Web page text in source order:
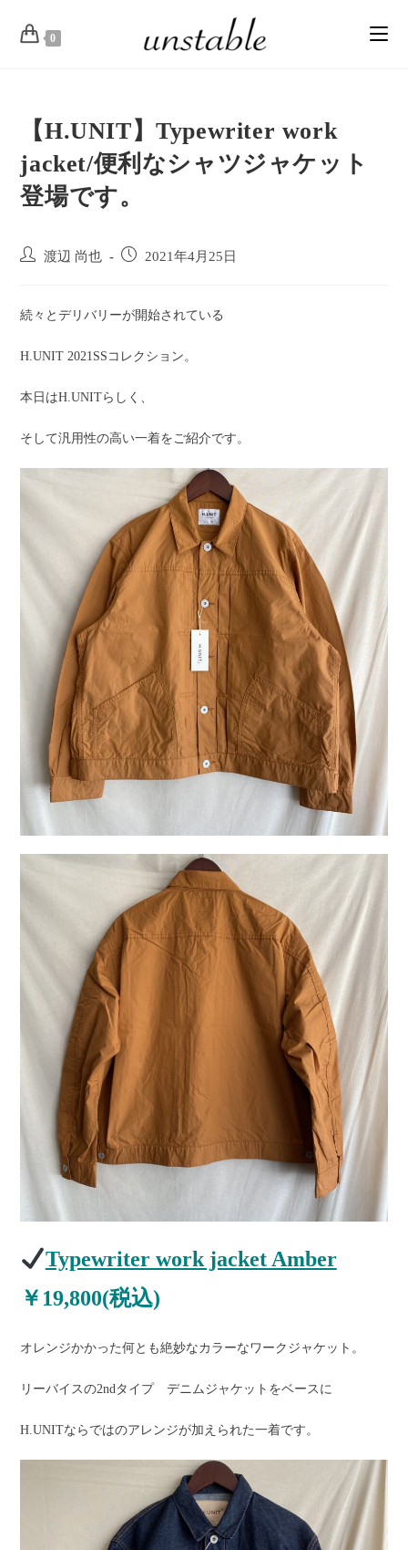
0
【H.UNIT】Typewriter work
jacket/便利なシャツジャケット
登場です。
渡辺 尚也 2021年4月25日
続々とデリバリーが開始されている
H.UNIT 2021SSコレクション。
本日はH.UNITらしく、
そして汎用性の高い一着をご紹介です。
Typewriter work jacket Amber
￥19,800(税込)
オレンジかかった何とも絶妙なカラーなワークジャケット。
リーバイスの2ndタイプ デニムジャケットをベースに
H.UNITならではのアレンジが加えられた一着です。